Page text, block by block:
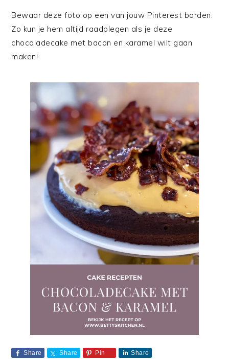
Bewaar deze foto op een van jouw Pinterest borden.
Zo kun je hem altijd raadplegen als je deze
chocoladecake met bacon en karamel wilt gaan
maken!
Share Share Pin Share